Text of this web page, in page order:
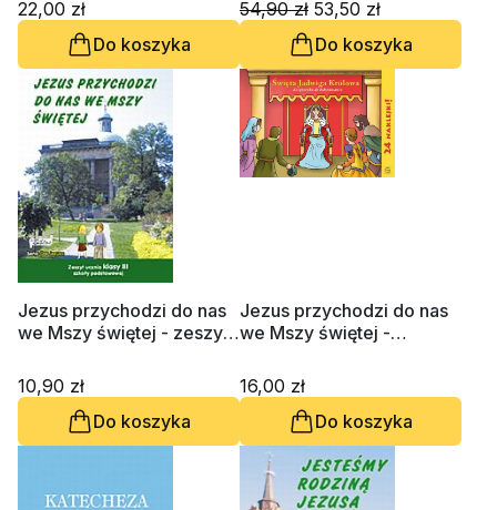
22,00 zł
Do koszyka
54,90 zł 53,50 zł
Do koszyka
Jezus przychodzi do nas
we Mszy świętej - zeszyt
Podstawowej
10,90 zł
Do koszyka
Jezus przychodzi do nas
we Mszy świętej -
16,00 zł
Do koszyka